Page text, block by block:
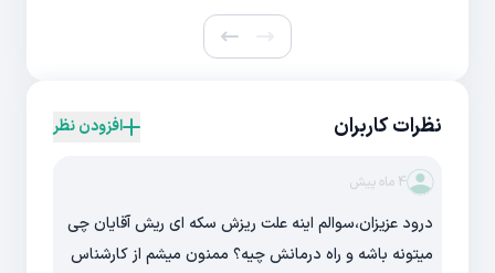
نظرات کاربران افزودن نظر
4 ماه پیش
درود عزیزان،سوالم اینه علت ریزش سکه ای ریش آقایان چی
میتونه باشه و راه درمانش چیه؟ ممنون میشم از کارشناس